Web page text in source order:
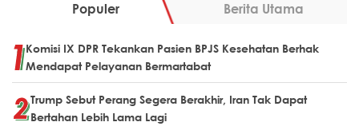
Populer Berita Utama
Komisi IX DPR Tekankan Pasien BPJS Kesehatan Berhak
Mendapat Pelayanan Bermartabat
Trump Sebut Perang Segera Berakhir, Iran Tak Dapat
Bertahan Lebih Lama Lagi